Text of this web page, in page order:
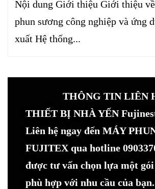
Nội dung Giới thiệu Giới thiệu
phun sương công nghiệp và ứng
xuất Hệ thống...
THÔNG TIN LIÊN
THIẾT BỊ NHÀ YẾN
Liên hệ ngay đến MÁY
FUJITEX qua hotline
được tư vấn chọn lựa một gói
phù hợp với nhu cầu của bạn.